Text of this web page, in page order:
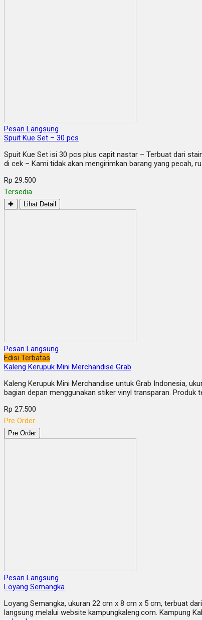
Pesan Langsung
Spuit Kue Set – 30 pcs
Spuit Kue Set isi 30 pcs plus capit nastar – Terbuat dari
di cek – Kami tidak akan mengirimkan barang yang pecah,
Rp 29.500
Tersedia
✚ Lihat Detail
Pesan Langsung
Edisi Terbatas
Kaleng Kerupuk Mini Merchandise Grab
Kaleng Kerupuk Mini Merchandise untuk Grab Indonesia,
bagian depan menggunakan stiker vinyl transparan.
Rp 27.500
Pre Order
Pre Order
Pesan Langsung
Loyang Semangka
Loyang Semangka, ukuran 22 cm x 8 cm x 5 cm, terbuat
langsung melalui website kampungkaleng.com. Kampung